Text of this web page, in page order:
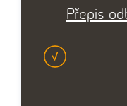
Přepis